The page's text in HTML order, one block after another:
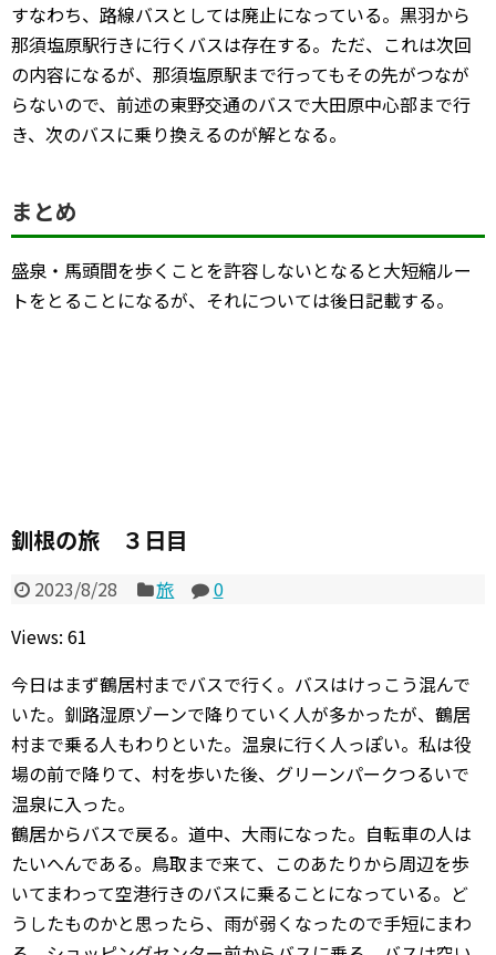
すなわち、路線バスとしては廃止になっている。黒羽から
那須塩原駅行きに行くバスは存在する。ただ、これは次回
の内容になるが、那須塩原駅まで行ってもその先がつなが
らないので、前述の東野交通のバスで大田原中心部まで行
き、次のバスに乗り換えるのが解となる。
まとめ
盛泉・馬頭間を歩くことを許容しないとなると大短縮ルー
トをとることになるが、それについては後日記載する。
釧根の旅 ３日目
2023/8/28 旅
0
Views: 61
今日はまず鶴居村までバスで行く。バスはけっこう混んで
いた。釧路湿原ゾーンで降りていく人が多かったが、鶴居
村まで乗る人もわりといた。温泉に行く人っぽい。私は役
場の前で降りて、村を歩いた後、グリーンパークつるいで
温泉に入った。
鶴居からバスで戻る。道中、大雨になった。自転車の人は
たいへんである。鳥取まで来て、このあたりから周辺を歩
いてまわって空港行きのバスに乗ることになっている。ど
うしたものかと思ったら、雨が弱くなったので手短にまわ